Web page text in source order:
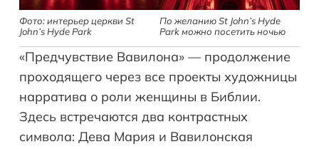
Фото: интерьер церкви St
John’s Hyde Park
По желанию St John’s Hyde
Park можно посетить ночью
«Предчувствие Вавилона» — продолжение
проходящего через все проекты художницы
нарратива о роли женщины в Библии.
Здесь встречаются два контрастных
символа: Дева Мария и Вавилонская